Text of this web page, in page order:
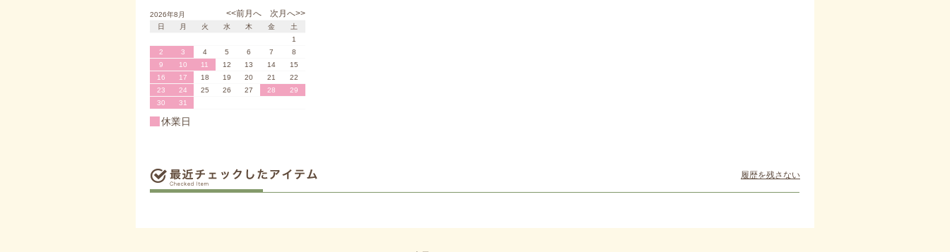
<<前月へ 次月へ>>
2026年8月
日
月 火 水 木 金
土
1
2
3 4 5 6 7
8
9
10 11 12 13 14
15
16
17 18 19 20 21
22
23
24 25 26 27 28
29
30
31
休業日
履歴を残さない